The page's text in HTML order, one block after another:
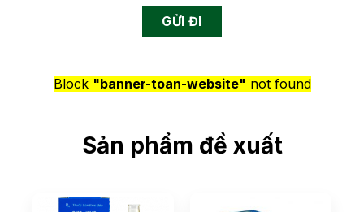
Block "banner-toan-website" not found
Sản phẩm đề xuất